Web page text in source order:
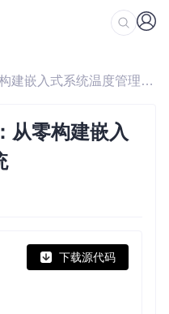
/ Rust硬件控制实战：从零构建嵌入式系统温度管理系统
从零构建嵌入
下载源代码